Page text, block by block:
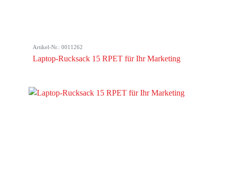
Artikel-Nr.: 0011262
Laptop-Rucksack 15 RPET für Ihr Marketing